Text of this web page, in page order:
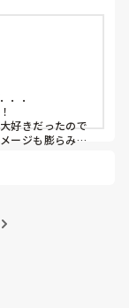
．．
好きだったので
ージも膨らみや